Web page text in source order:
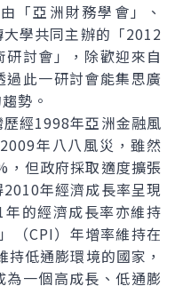
亞洲財務學會」、
大學共同主辦的「2012
討會」，除歡迎來自
此一研討會能集思廣
勢。
經1998年亞洲金融風
年八八風災，雖然
，但政府採取適度擴張
年經濟成長率呈現
的經濟成長率亦維持
（CPI）年增率維持在
低通膨環境的國家，
一個高成長、低通膨